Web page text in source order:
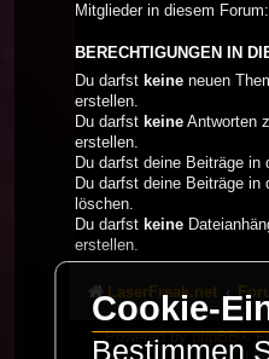
Mitglieder in diesem
BERECHTIGUNGEN IN
Du darfst keine neuen
erstellen.
Du darfst keine Antworten
erstellen.
Du darfst deine Beiträge in
Du darfst deine Beiträge in
löschen.
Du darfst keine
erstellen.
LaserFreak.net
Powered byphpBB®
Cookie-
Bestimmen